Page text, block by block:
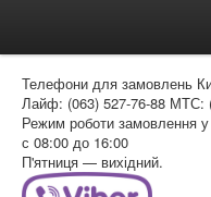
Доставка и оплата
Как заказать
Контакти
Телефони для замовлень
Лайф: (063) 527-76-88 МТС:
Режим роботи замовлення
с 08:00 до 16:00
П'ятниця — вихідний.